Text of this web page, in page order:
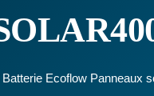
Batterie Ecoflow Panneaux